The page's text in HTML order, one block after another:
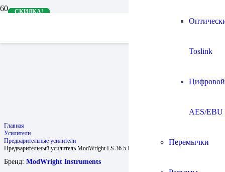
Toslink
Цифровой
AES/EBU
Перемычки
Главная
Усилители
Предварительные усилители
Предварительный усилитель ModWright LS 36.5 DM
Бренд: ModWright Instruments
СКИДКА!
СКИДКА!
СКИДКА!
СКИДКА!